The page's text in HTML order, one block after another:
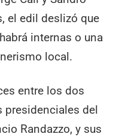
el edil deslizó que
internas o una
local.
entre los dos
presidenciales del
Randazzo, y sus